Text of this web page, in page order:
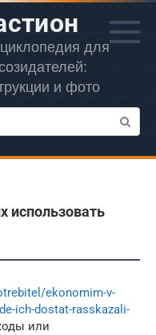
для
и фото
использовать
ekonomim-v-
ich-dostat-rasskazali-
или